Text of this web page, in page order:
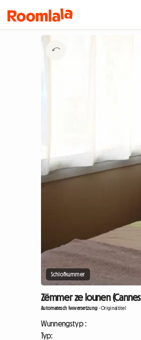
Schlofkummer
Zëmmer ze lounen
Automatesch Iwwersetzung -Originaltitel
Wunnengstyp :
Typ: